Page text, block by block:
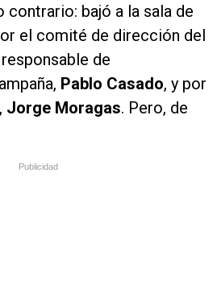
contrario: bajó a la sala de
el comité de dirección del
de
Pablo Casado, y por
Jorge Moragas. Pero, de
Publicidad